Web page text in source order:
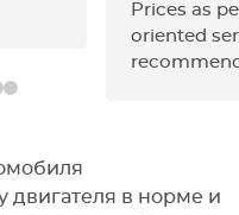
Prices as
oriented
двигателя в норме и